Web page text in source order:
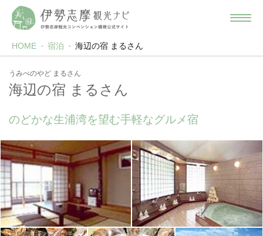
HOME 宿泊 海辺の宿 まるさん
うみべのやど まるさん
海辺の宿 まるさん
のどかな生浦湾を望む手軽なグルメ宿